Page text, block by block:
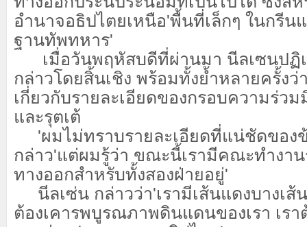
อำนาจอธิปไตยเหนือ'พื้นที่เล็กๆ ในกรีน
ฐานทัพทหาร'
เมื่อวันพฤหัสบดีที่ผ่านมา นีลเซนปฏิเ
กล่าวโดยสิ้นเชิง พร้อมทั้งย้ำหลายครั้งว่
เกี่ยวกับรายละเอียดของกรอบความร่ว
และรุตเต้
'ผมไม่ทราบรายละเอียดที่แน่ชัดของ
กล่าว'แต่ผมรู้ว่า ขณะนี้เรามีคณะทำงา
ทางออกสำหรับทั้งสองฝ่ายอยู่'
นีลเซ่น กล่าวว่า'เรามีเส้นแดงบางเส้
ต้องเคารพบูรณภาพดินแดนของเรา เร